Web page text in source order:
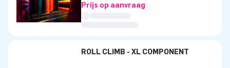
Prijs op aanvraag
ROLL CLIMB - XL COMPONENT